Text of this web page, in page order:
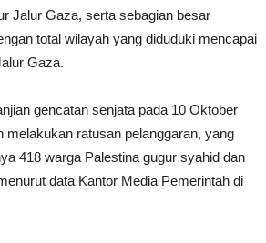
Jalur Gaza, serta sebagian besar
total wilayah yang diduduki mencapai
Gaza.
gencatan senjata pada 10 Oktober
melakukan ratusan pelanggaran, yang
418 warga Palestina gugur syahid dan
data Kantor Media Pemerintah di